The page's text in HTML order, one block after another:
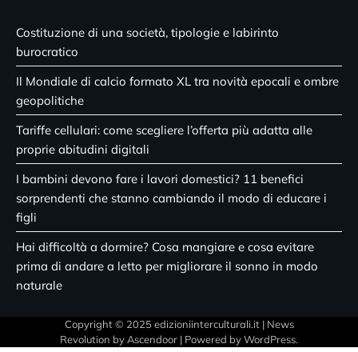
Costituzione di una società, tipologie e labirinto
burocratico
Il Mondiale di calcio formato XL tra novità epocali e ombre
geopolitiche
Tariffe cellulari: come scegliere l’offerta più adatta alle
proprie abitudini digitali
I bambini devono fare i lavori domestici? 11 benefici
sorprendenti che stanno cambiando il modo di educare i
figli
Hai difficoltà a dormire? Cosa mangiare e cosa evitare
prima di andare a letto per migliorare il sonno in modo
naturale
Copyright © 2025 edizioniinterculturali.it | News
Revolution by Ascendoor | Powered byWordPress.